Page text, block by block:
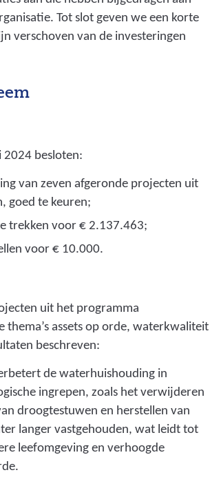
Tot slot geven we een korte
verschoven van de investeringen
2024 besloten:
van zeven afgeronde projecten uit
goed te keuren;
trekken voor € 2.137.463;
voor € 10.000.
uit het programma
assets op orde, waterkwaliteit
beschreven:
de waterhuishouding in
ingrepen, zoals het verwijderen
droogtestuwen en herstellen van
langer vastgehouden, wat leidt tot
leefomgeving en verhoogde